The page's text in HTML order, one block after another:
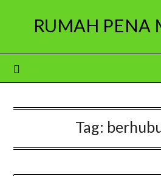
RUMAH PENA
Tag: